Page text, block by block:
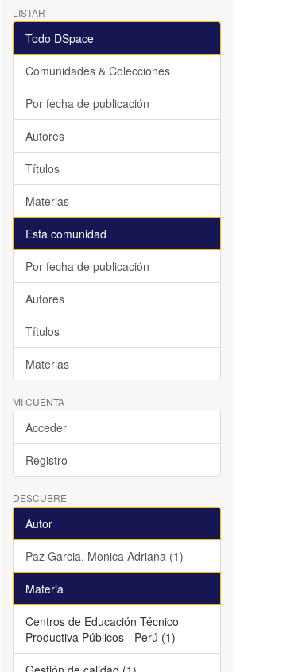
LISTAR
Todo DSpace
Comunidades & Colecciones
Por fecha de publicación
Autores
Títulos
Materias
Esta comunidad
Por fecha de publicación
Autores
Títulos
Materias
MI CUENTA
Acceder
Registro
DESCUBRE
Autor
Paz Garcia, Monica Adriana (1)
Materia
Centros de Educación Técnico
Productiva Públicos - Perú (1)